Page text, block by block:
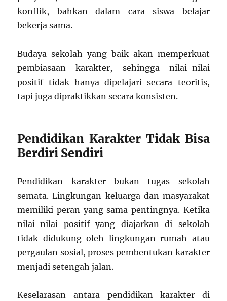
konflik, bahkan dalam cara siswa belajar
bekerja sama.
Budaya sekolah yang baik akan memperkuat
pembiasaan karakter, sehingga nilai-nilai
positif tidak hanya dipelajari secara teoritis,
tapi juga dipraktikkan secara konsisten.
Pendidikan Karakter Tidak Bisa
Berdiri Sendiri
Pendidikan karakter bukan tugas sekolah
semata. Lingkungan keluarga dan masyarakat
memiliki peran yang sama pentingnya. Ketika
nilai-nilai positif yang diajarkan di sekolah
tidak didukung oleh lingkungan rumah atau
pergaulan sosial, proses pembentukan karakter
menjadi setengah jalan.
Keselarasan antara pendidikan karakter di